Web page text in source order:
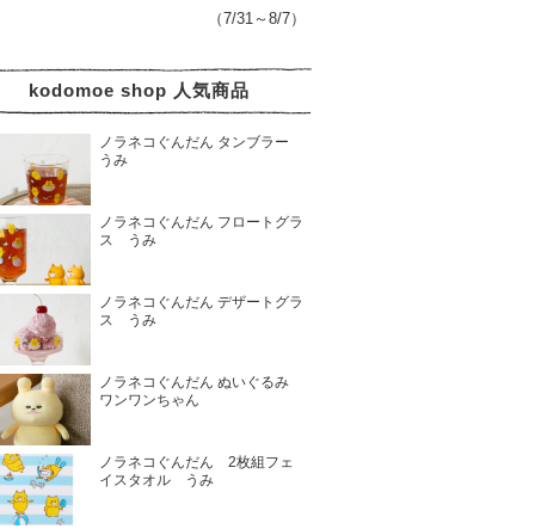
（7/31～8/7）
kodomoe shop 人気商品
ノラネコぐんだん タンブラー
うみ
ノラネコぐんだん フロートグラ
ス うみ
ノラネコぐんだん デザートグラ
ス うみ
ノラネコぐんだん ぬいぐるみ
ワンワンちゃん
ノラネコぐんだん 2枚組フェ
イスタオル うみ